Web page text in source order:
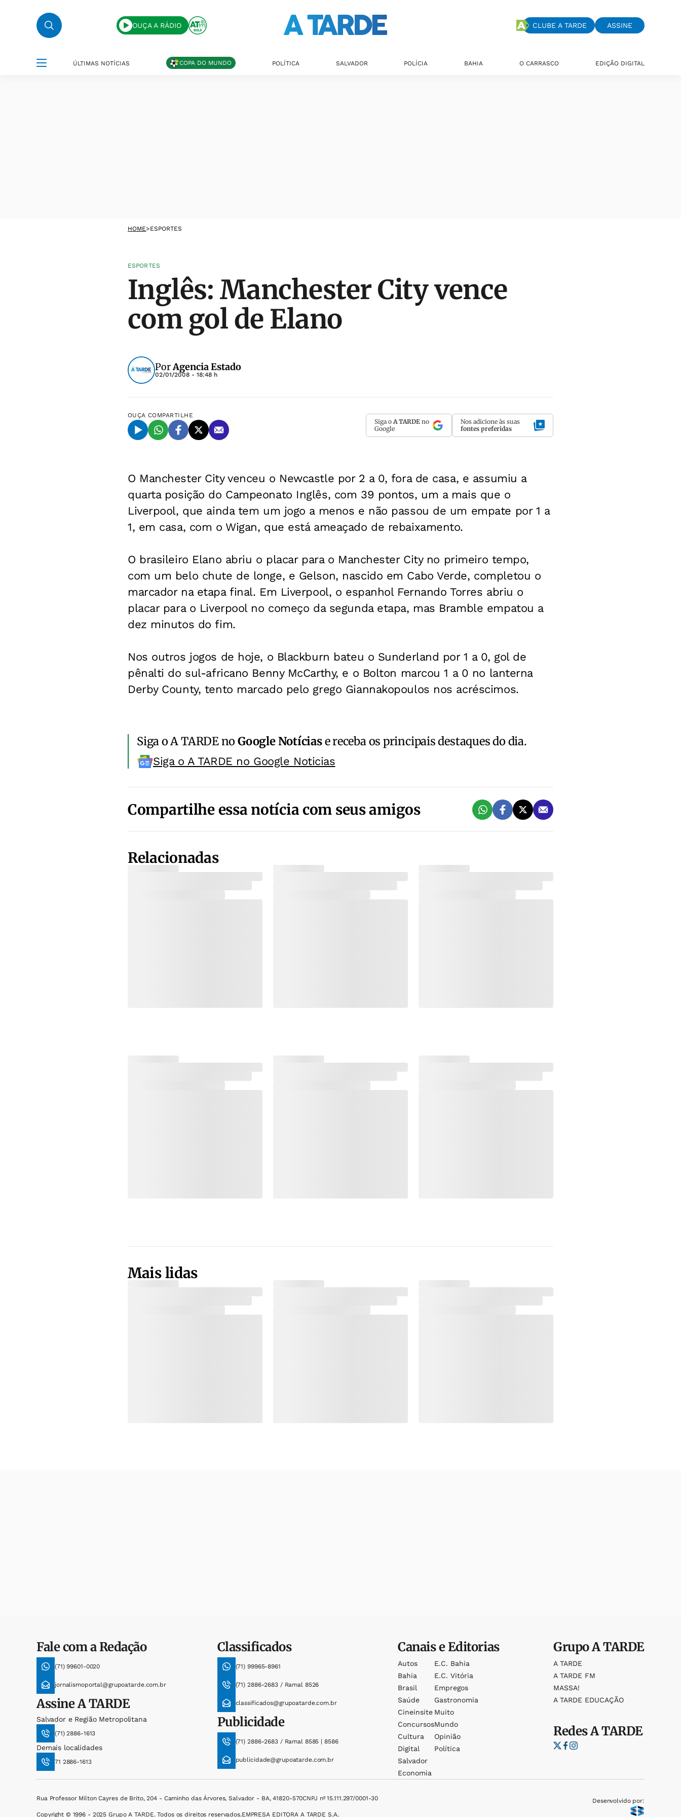
OUÇA A RÁDIO CLUBE A TARDE ASSINE
ÚLTIMAS NOTÍCIAS COPA DO MUNDO POLÍTICA SALVADOR POLÍCIA BAHIA O CARRASCO EDIÇÃO DIGITAL
HOME>ESPORTES
ESPORTES
Inglês: Manchester City vence
com gol de Elano
PorAgencia Estado
02/01/2008 - 18:48 h
OUÇA COMPARTILHE
Siga o A TARDE no
Google
Nos adicione às suas
fontes preferidas
O Manchester City venceu o Newcastle por 2 a 0, fora de casa, e assumiu a
quarta posição do Campeonato Inglês, com 39 pontos, um a mais que o
Liverpool, que ainda tem um jogo a menos e não passou de um empate por 1 a
1, em casa, com o Wigan, que está ameaçado de rebaixamento.
O brasileiro Elano abriu o placar para o Manchester City no primeiro tempo,
com um belo chute de longe, e Gelson, nascido em Cabo Verde, completou o
marcador na etapa final. Em Liverpool, o espanhol Fernando Torres abriu o
placar para o Liverpool no começo da segunda etapa, mas Bramble empatou a
dez minutos do fim.
Nos outros jogos de hoje, o Blackburn bateu o Sunderland por 1 a 0, gol de
pênalti do sul-africano Benny McCarthy, e o Bolton marcou 1 a 0 no lanterna
Derby County, tento marcado pelo grego Giannakopoulos nos acréscimos.
Siga o A TARDE noGoogle Notíciase receba os principais destaques do dia.
Siga o A TARDE no Google Noticias
Compartilhe essa notícia com seus amigos
Relacionadas
Mais lidas
Fale com a Redação
(71) 99601-0020
jornalismoportal@grupoatarde.com.br
AssineA TARDE
Salvador e Região Metropolitana
(71) 2886-1613
Demais localidades
71 2886-1613
Classificados
(71) 99965-8961
(71) 2886-2683 / Ramal 8526
classificados@grupoatarde.com.br
Publicidade
(71) 2886-2683 / Ramal 8585 | 8586
publicidade@grupoatarde.com.br
Canais e Editorias
Autos
Bahia
Brasil
Saúde
Cineinsite
Concursos
Cultura
Digital
Salvador
Economia
E.c. Bahia
E.c. Vitória
Empregos
Gastronomia
Muito
Mundo
Opinião
Política
GrupoA TARDE
A TARDE
A TARDE FM
MASSA!
A TARDE EDUCAÇÃO
RedesA TARDE
Rua Professor Milton Cayres de Brito, 204 - Caminho das Árvores, Salvador - BA, 41820-570CNPJ nº 15.111.297/0001-30
Copyright © 1996 - 2025 Grupo A TARDE. Todos os direitos reservados.EMPRESA EDITORA A TARDE S.A.
Desenvolvido por: